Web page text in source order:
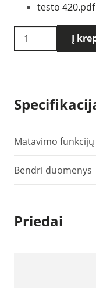
testo 420.pdf
produkto
kiekis:
srauto
tūrio
matavimui
(0563
4200)
Į
Matavimo
Bendri duomenys
Priedai